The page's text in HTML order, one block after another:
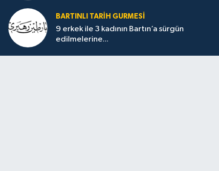
BARTINLI TARIH GURMESI
9 erkek ile 3 kadının Bartın’a sürgün
edilmelerine...